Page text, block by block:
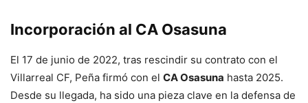
Incorporación al CA Osasuna
El 17 de junio de 2022, tras rescindir su contrato con el
Villarreal CF, Peña firmó con el CA Osasuna hasta 2025.
Desde su llegada, ha sido una pieza clave en la defensa de